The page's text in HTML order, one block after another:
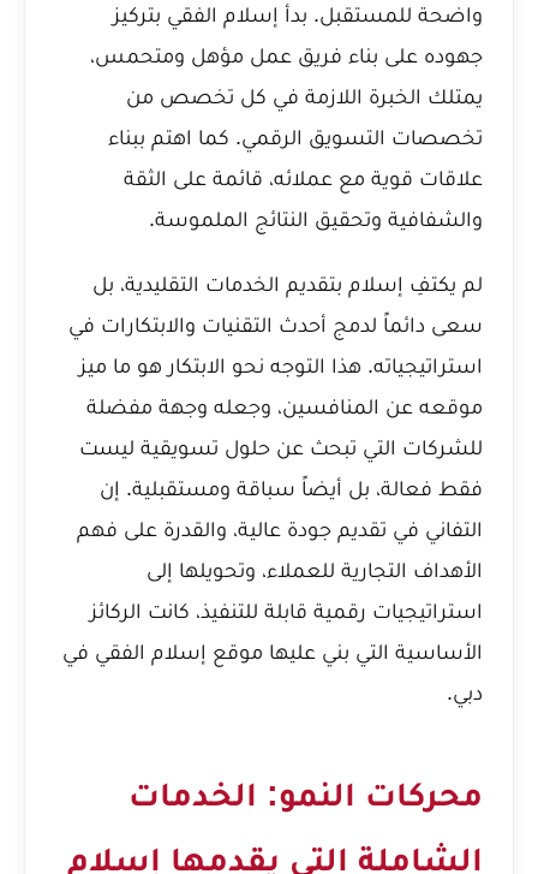
واضحة للمستقبل. بدأ إسلام الفقي بتركيز
جهوده على بناء فريق عمل مؤهل ومتحمس،
يمتلك الخبرة اللازمة في كل تخصص من
تخصصات التسويق الرقمي. كما اهتم ببناء
علاقات قوية مع عملائه، قائمة على الثقة
والشفافية وتحقيق النتائج الملموسة.
لم يكتفِ إسلام بتقديم الخدمات التقليدية، بل
سعى دائماً لدمج أحدث التقنيات والابتكارات في
استراتيجياته. هذا التوجه نحو الابتكار هو ما ميز
موقعه عن المنافسين، وجعله وجهة مفضلة
للشركات التي تبحث عن حلول تسويقية ليست
فقط فعالة، بل أيضاً سباقة ومستقبلية. إن
التفاني في تقديم جودة عالية، والقدرة على فهم
الأهداف التجارية للعملاء، وتحويلها إلى
استراتيجيات رقمية قابلة للتنفيذ، كانت الركائز
الأساسية التي بني عليها موقع إسلام الفقي في
دبي.
محركات النمو: الخدمات
الشاملة التي يقدمها إسلام